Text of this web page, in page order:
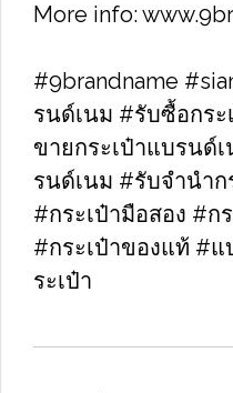
More info:
#9brandname
รนด์เนม #รับซื้อกร
ขายกระเป๋าแบรนด์
รนด์เนม​ #รับจำนำก
#กระเป๋ามือสอง​ #ก
#กระเป๋าของแท้​ #
ระเป๋า